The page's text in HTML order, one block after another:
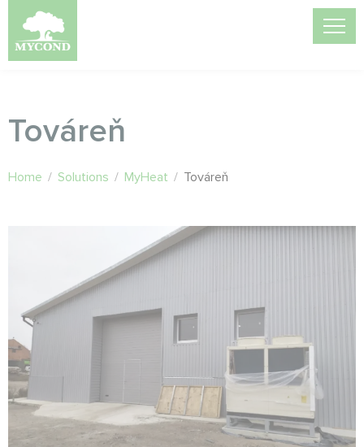
Továreň
Home / Solutions / MyHeat / Továreň